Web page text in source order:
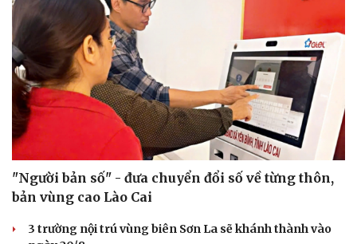
Nhi khoa
Nam khoa
Làm đẹp - giảm cân
Phòng mạch online
Ăn sạch sống khỏe
"Người bản số" - đưa chuyển đổi số về từng thôn,
bản vùng cao Lào Cai
3 trường nội trú vùng biên Sơn La sẽ khánh thành vào